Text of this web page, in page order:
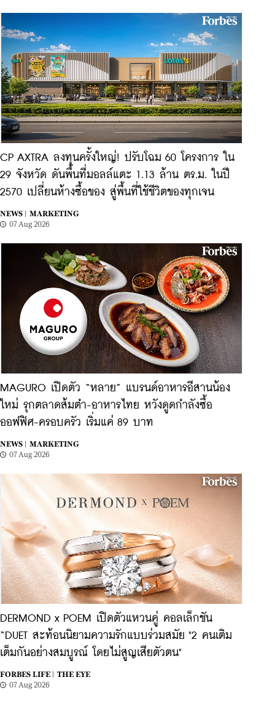
CP AXTRA ลงทุนครั้งใหญ่! ปรับโฉม 60 โครงการ ใน
29 จังหวัด ดันพื้นที่มอลล์แตะ 1.13 ล้าน ตร.ม. ในปี
2570 เปลี่ยนห้างซื้อของ สู่พื้นที่ใช้ชีวิตของทุกเจน
NEWS |
MARKETING
07 Aug 2026
MAGURO เปิดตัว “หลาย” แบรนด์อาหารอีสานน้อง
ใหม่ รุกตลาดส้มตำ-อาหารไทย หวังดูดกำลังซื้อ
ออฟฟิศ-ครอบครัว เริ่มแค่ 89 บาท
NEWS |
MARKETING
07 Aug 2026
DERMOND x POEM เปิดตัวแหวนคู่ คอลเล็กชัน
“DUET สะท้อนนิยามความรักแบบร่วมสมัย "2 คนเติม
เต็มกันอย่างสมบูรณ์ โดยไม่สูญเสียตัวตน"
FORBES LIFE |
THE EYE
07 Aug 2026